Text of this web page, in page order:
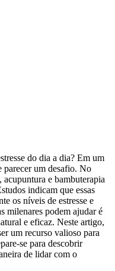
do dia a dia? Em um
parecer um desafio. No
e bambuterapia
indicam que essas
os níveis de estresse e
milenares podem ajudar é
e eficaz. Neste artigo,
um recurso valioso para
se para descobrir
de lidar com o